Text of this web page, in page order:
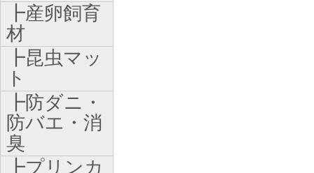
┣産卵飼育
材
┣昆虫マッ
ト
┣防ダニ・
防バエ・消
臭
┣プリンカ